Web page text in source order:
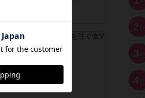
レビュー
位
2 位
3 位
4位